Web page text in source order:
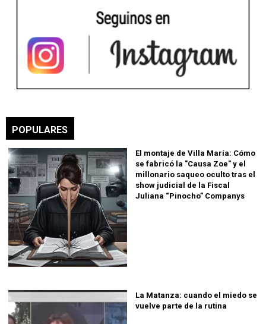
POPULARES
El montaje de Villa María: Cómo
se fabricó la "Causa Zoe" y el
millonario saqueo oculto tras el
show judicial de la Fiscal
Juliana “Pinocho” Companys
La Matanza: cuando el miedo se
vuelve parte de la rutina